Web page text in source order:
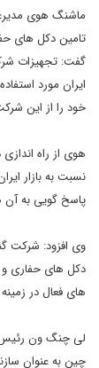
ماشنگ هوی
تامین دکل های
ایران مورد
خود را از این
هوی از راه
نسبت به بازار
پاسخ گویی به
وی افزود: شرکت
دکل های حفاری و
های فعال در
لی چنگ ون رئیس
چین به عنوان